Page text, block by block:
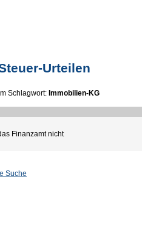
Urteilen
Schlagwort: Immobilien-KG
Finanzamt nicht
Suche